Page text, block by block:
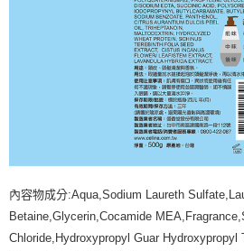
內容物成分:Aqua,Sodium Laureth
Betaine,Glycerin,Cocamide
Chloride,Hydroxypropyl Guar Hydroxypropyl